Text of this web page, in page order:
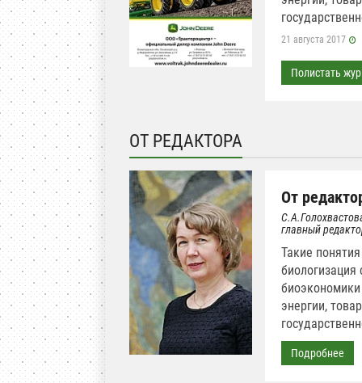
21 августа 2017
Полистать
ОТ РЕДАКТОРА
От
главный
Такие
биологизация
энергии,
Подробнее